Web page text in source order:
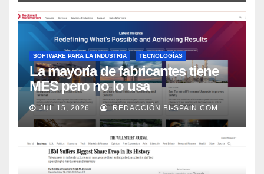
SOFTWARE PARA LA INDUSTRIA TECNOLOGÍAS
La mayoría de fabricantes tiene
MES pero no lo usa
adecuadamente, según Rockwell
Automation
JUL 15, 2026 REDACCIÓN BI-SPAIN.COM